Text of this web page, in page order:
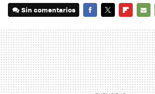
Sin comentarios
MAIL